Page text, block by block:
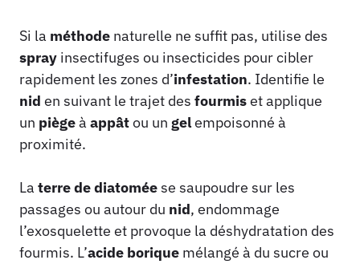
Si la méthode naturelle ne suffit pas, utilise des
spray insectifuges ou insecticides pour cibler
rapidement les zones d’infestation. Identifie le
nid en suivant le trajet des fourmiset applique
un piègeà appâtou un gelempoisonné à
proximité.
La terre de diatoméese saupoudre sur les
passages ou autour du nid, endommage
l’exosquelette et provoque la déshydratation des
fourmis. L’acide borique mélangé à du sucre ou